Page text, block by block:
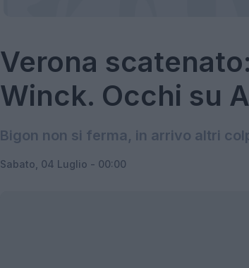
Verona
Winck. Occhi su
Bigon non si ferma, in arrivo altri
Sabato, 04 Luglio - 00:00